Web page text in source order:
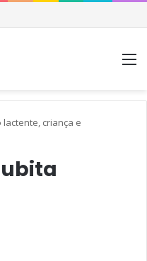
preocupar
criança e